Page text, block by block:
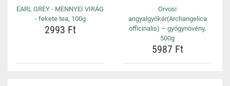
EARL GREY - MENNYEI VIRÁG
- fekete tea, 100g
2993 Ft
Orvosi
angyalgyökér(Archangelica
officinalis) – gyógynövény,
500g
5987 Ft